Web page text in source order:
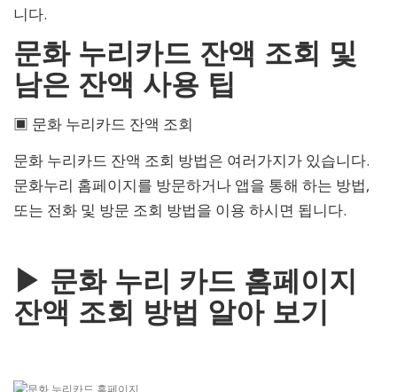
니다.
문화 누리카드 잔액 조회 및
남은 잔액 사용 팁
▣ 문화 누리카드 잔액 조회
문화 누리카드 잔액 조회 방법은 여러가지가 있습니다.
문화누리 홈페이지를 방문하거나 앱을 통해 하는 방법,
또는 전화 및 방문 조회 방법을 이용 하시면 됩니다.
▶ 문화 누리 카드 홈페이지
잔액 조회 방법 알아 보기